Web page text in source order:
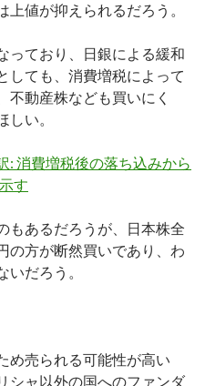
値が抑えられるだろう。
っており、日銀による緩和
しても、消費増税によって
不動産株なども買いにく
い。
: 消費増税後の落ち込みから
す
もあるだろうが、日本株全
の方が断然買いであり、わ
だろう。
め売られる可能性が高い
シャ以外の国へのファンダ